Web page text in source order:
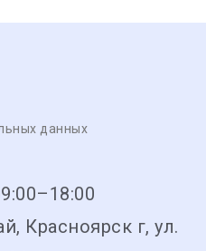
данных
Красноярск г, ул.